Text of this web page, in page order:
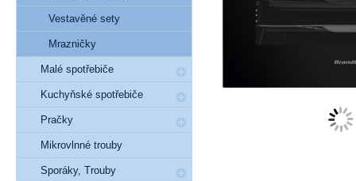
Vestavěné sety
Mrazničky
Malé spotřebiče
Kuchyňské spotřebiče
Pračky
Mikrovlnné trouby
Sporáky, Trouby